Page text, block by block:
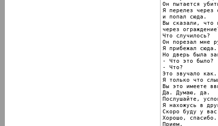
Он пытается
Я перелез через
и попал сюда.
Вы сказали, что
через
Что случилось?
Он порезал мне
Я прибежал сюда.
Но дверь была
- Что это было?
- Что?
Это звучало
Я только что
Вы это имеете
Да. Думаю, да.
Послушайте,
Я нахожусь в
Скоро буду у
Хорошо, спасибо.
Прием.